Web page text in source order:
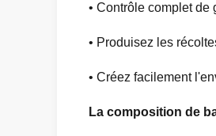
• Contrôle complet de
• Produisez les
• Créez facilement
La composition de